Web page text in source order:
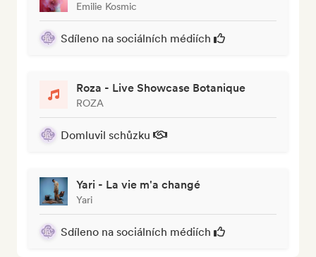
Emilie Kosmic
Sdíleno na sociálních médiích
Roza - Live Showcase Botanique
ROZA
Domluvil schůzku
Yari - La vie m'a changé
Yari
Sdíleno na sociálních médiích